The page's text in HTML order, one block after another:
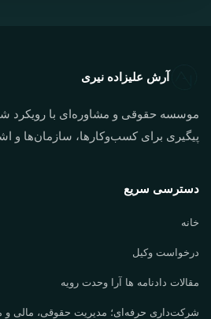
آرش علیزاده نیری
موسسه حقوقی و مشاوره‌ای با رویکرد
پیگیری برای کسب‌وکارها، سازمان‌ها و
دسترسی سریع
خانه
درخواست وکیل
مقالات دادنامه ها آرا وحدت رویه
شرکت‌داری حرفه‌ای؛ مدیریت حقوقی، مالی و